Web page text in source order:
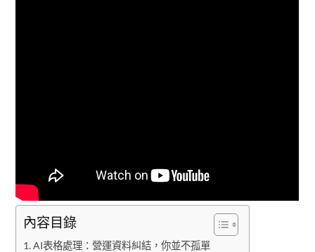
內容目錄
AI表格處理：營運資料糾結，你並不孤單